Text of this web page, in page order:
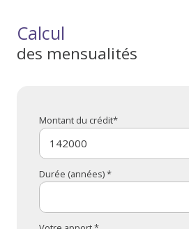
Calcul
des mensualités
Montant du crédit*
Durée (années) *